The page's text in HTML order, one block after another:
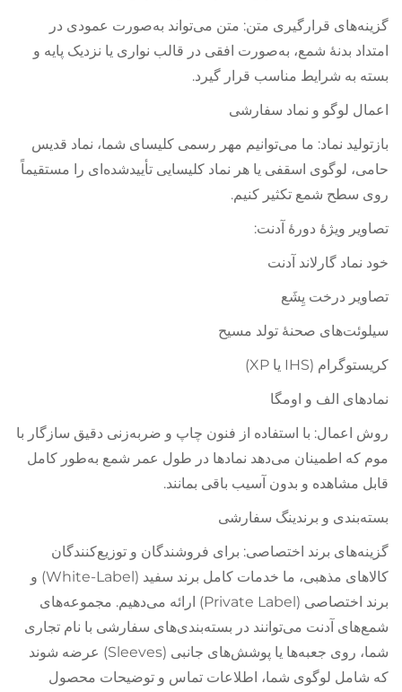
گزینه‌های قرارگیری متن: متن می‌تواند به‌صورت عمودی در
امتداد بدنهٔ شمع، به‌صورت افقی در قالب نواری یا نزدیک پایه و
بسته به شرایط مناسب قرار گیرد.
اعمال لوگو و نماد سفارشی
بازتولید نماد: ما می‌توانیم مهر رسمی کلیسای شما، نماد قدیس
حامی، لوگوی اسقفی یا هر نماد کلیسایی تأییدشده‌ای را مستقیماً
روی سطح شمع تکثیر کنیم.
تصاویر ویژهٔ دورهٔ آدنت:
خود نماد گارلاند آدنت
تصاویر درخت یِشَع
سیلوئت‌های صحنهٔ تولد مسیح
کریستوگرام (IHS یا XP)
نمادهای الف و اومگا
روش اعمال: با استفاده از فنون چاپ و ضربه‌زنی دقیق سازگار با
موم که اطمینان می‌دهد نمادها در طول عمر شمع به‌طور کامل
قابل مشاهده و بدون آسیب باقی بمانند.
بسته‌بندی و برندینگ سفارشی
گزینه‌های برند اختصاصی: برای فروشندگان و توزیع‌کنندگان
کالاهای مذهبی، ما خدمات کامل برند سفید (White-Label) و
برند اختصاصی (Private Label) ارائه می‌دهیم. مجموعه‌های
شمع‌های آدنت می‌توانند در بسته‌بندی‌های سفارشی با نام تجاری
شما، روی جعبه‌ها یا پوشش‌های جانبی (Sleeves) عرضه شوند
که شامل لوگوی شما، اطلاعات تماس و توضیحات محصول